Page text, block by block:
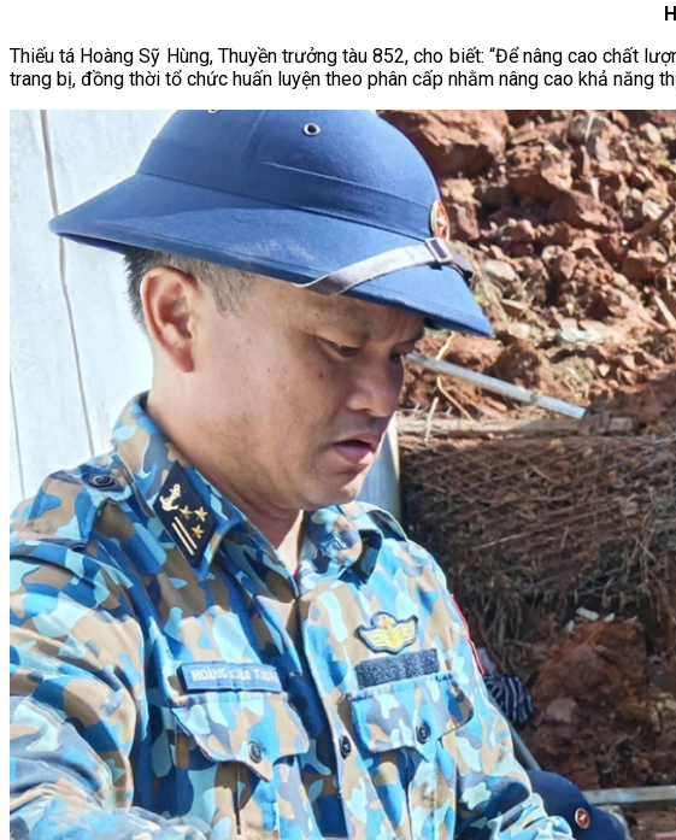
Thiếu tá Hoàng Sỹ Hùng, Thuyền trưởng tàu 852, cho biết: “Để nâng cao chất
trang bị, đồng thời tổ chức huấn luyện theo phân cấp nhằm nâng cao khả năng